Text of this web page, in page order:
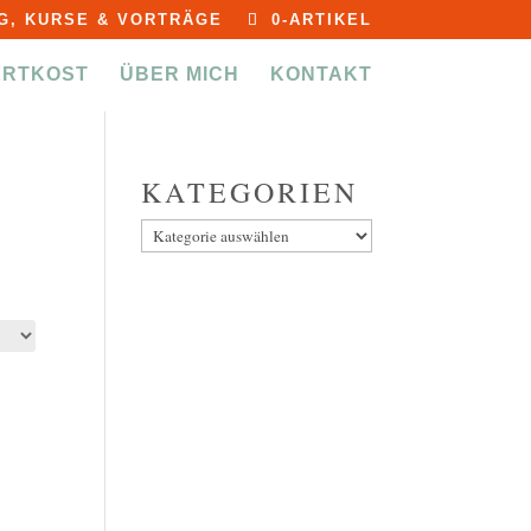
KURSE & VORTRÄGE 0-ARTIKEL
ÜBER MICH KONTAKT
KATEGORIEN
Kategorien